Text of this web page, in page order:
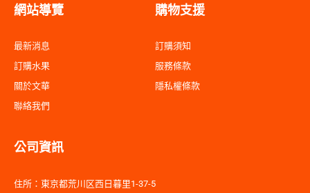
網站導覽
最新消息
訂購水果
關於文華
聯絡我們
購物支援
訂購須知
服務條款
隱私權條款
公司資訊
住所：東京都荒川区西日暮里1-37-5